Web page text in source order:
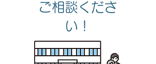
ご相談くださ
い！